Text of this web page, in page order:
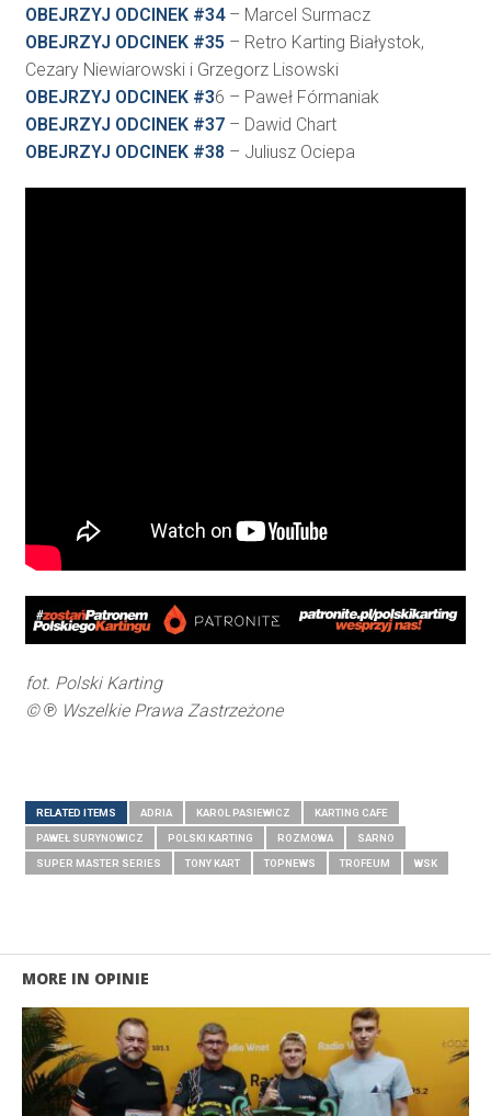
OBEJRZYJ ODCINEK #34– Marcel Surmacz
OBEJRZYJ ODCINEK #35 – Retro Karting Białystok,
Cezary Niewiarowski i Grzegorz Lisowski
OBEJRZYJ ODCINEK #36 – Paweł Fórmaniak
OBEJRZYJ ODCINEK #37– Dawid Chart
OBEJRZYJ ODCINEK #38 – Juliusz Ociepa
fot. Polski Karting
©℗Wszelkie Prawa Zastrzeżone
RELATED ITEMS ADRIA KAROL PASIEWICZ KARTING CAFE
PAWEŁ SURYNOWICZ POLSKI KARTING ROZMOWA SARNO
SUPER MASTER SERIES TONY KART TOPNEWS TROFEUM WSK
MORE IN OPINIE